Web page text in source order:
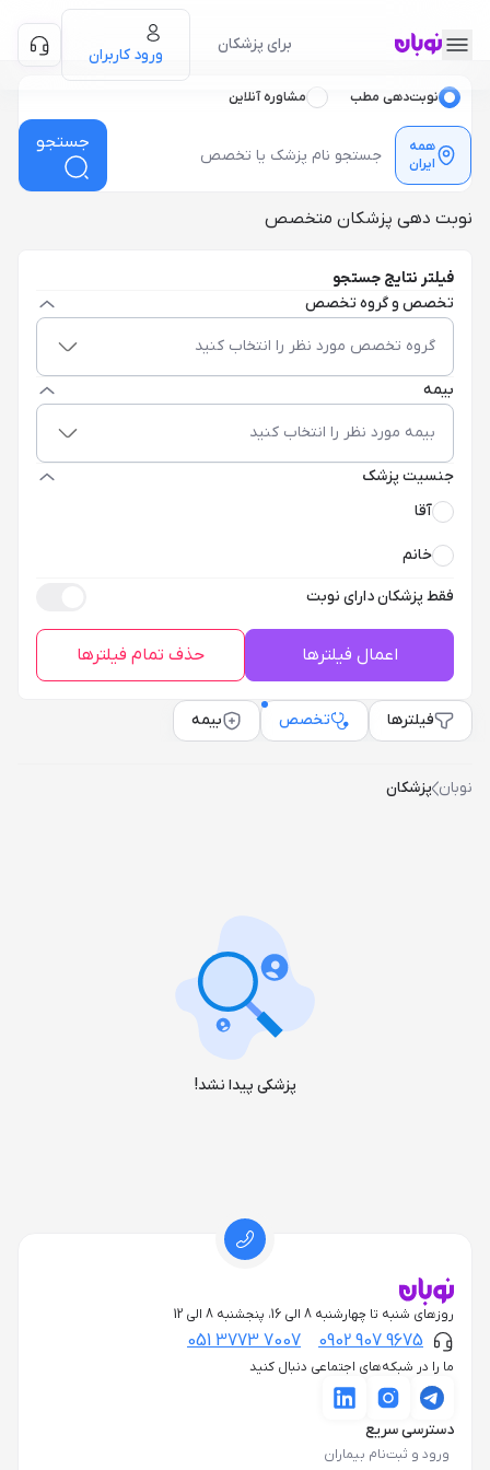
برای پزشکان
ورود کاربران
نوبت‌دهی مطب مشاوره آنلاین
همه
ایران
جستجو
نوبت دهی پزشکان متخصص
فیلتر نتایج جستجو
تخصص و گروه تخصص
گروه تخصص مورد نظر را انتخاب کنید
بیمه
بیمه مورد نظر را انتخاب کنید
جنسیت پزشک
آقا
خانم
فقط پزشکان دارای نوبت
اعمال فیلترها حذف تمام فیلترها
فیلترها تخصص بیمه
نوبان پزشکان
پزشکی پیدا نشد!
روزهای شنبه تا چهارشنبه 8 الی 16، پنجشنبه 8 الی 12
0902 907 9675
051 3773 7007
ما را در شبکه‌های اجتماعی دنبال کنید
دسترسی سریع
ورود و ثبت‌نام بیماران